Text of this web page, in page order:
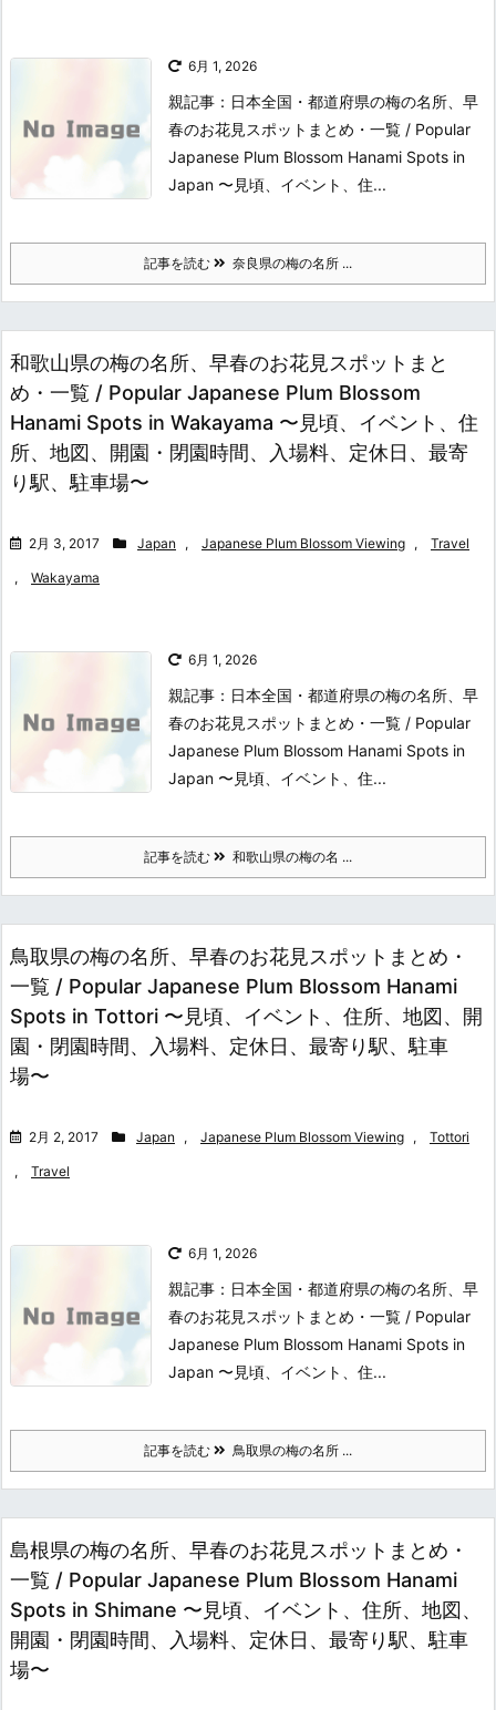
6月 1, 2026
親記事：日本全国・都道府県の梅の名所、早
春のお花見スポットまとめ・一覧 / Popular
Japanese Plum Blossom Hanami Spots in
Japan 〜見頃、イベント、住...
記事を読む 奈良県の梅の名所 ...
和歌山県の梅の名所、早春のお花見スポットまと
め・一覧 / Popular Japanese Plum Blossom
Hanami Spots in Wakayama 〜見頃、イベント、住
所、地図、開園・閉園時間、入場料、定休日、最寄
り駅、駐車場〜
2月 3, 2017 Japan , Japanese Plum Blossom Viewing , Travel
, Wakayama
6月 1, 2026
親記事：日本全国・都道府県の梅の名所、早
春のお花見スポットまとめ・一覧 / Popular
Japanese Plum Blossom Hanami Spots in
Japan 〜見頃、イベント、住...
記事を読む 和歌山県の梅の名 ...
鳥取県の梅の名所、早春のお花見スポットまとめ・
一覧 / Popular Japanese Plum Blossom Hanami
Spots in Tottori 〜見頃、イベント、住所、地図、開
園・閉園時間、入場料、定休日、最寄り駅、駐車
場〜
2月 2, 2017 Japan , Japanese Plum Blossom Viewing , Tottori
, Travel
6月 1, 2026
親記事：日本全国・都道府県の梅の名所、早
春のお花見スポットまとめ・一覧 / Popular
Japanese Plum Blossom Hanami Spots in
Japan 〜見頃、イベント、住...
記事を読む 鳥取県の梅の名所 ...
島根県の梅の名所、早春のお花見スポットまとめ・
一覧 / Popular Japanese Plum Blossom Hanami
Spots in Shimane 〜見頃、イベント、住所、地図、
開園・閉園時間、入場料、定休日、最寄り駅、駐車
場〜